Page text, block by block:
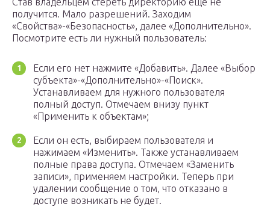
получится. Мало разрешений. Заходим
«Свойства»-«Безопасность», далее «Дополнительно».
Посмотрите есть ли нужный пользователь:
Если его нет нажмите «Добавить». Далее «Выбор
субъекта»-«Дополнительно»-«Поиск».
Устанавливаем для нужного пользователя
полный доступ. Отмечаем внизу пункт
«Применить к объектам»;
Если он есть, выбираем пользователя и
нажимаем «Изменить». Также устанавливаем
полные права доступа. Отмечаем «Заменить
записи», применяем настройки. Теперь при
удалении сообщение о том, что отказано в
доступе возникать не будет.